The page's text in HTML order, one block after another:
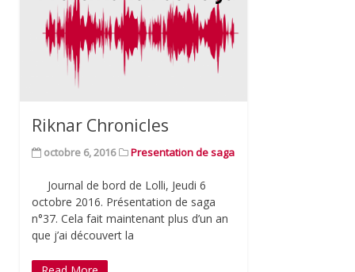
Riknar Chronicles
octobre 6, 2016 Presentation de saga
Journal de bord de Lolli, Jeudi 6
octobre 2016. Présentation de saga
n°37. Cela fait maintenant plus d’un an
que j’ai découvert la